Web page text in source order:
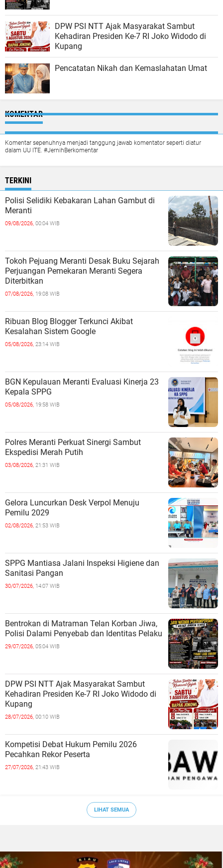
DPW PSI NTT Ajak Masyarakat Sambut
Kehadiran Presiden Ke-7 RI Joko Widodo di
Kupang
Pencatatan Nikah dan Kemaslahatan Umat
KOMENTAR
Komentar sepenuhnya menjadi tanggung jawab komentator seperti diatur
dalam UU ITE. #JernihBerkomentar
TERKINI
Polisi Selidiki Kebakaran Lahan Gambut di
Meranti
09/08/2026, 00:04 WIB
Tokoh Pejuang Meranti Desak Buku Sejarah
Perjuangan Pemekaran Meranti Segera
Diterbitkan
07/08/2026, 19:08 WIB
Ribuan Blog Blogger Terkunci Akibat
Kesalahan Sistem Google
05/08/2026, 23:14 WIB
BGN Kepulauan Meranti Evaluasi Kinerja 23
Kepala SPPG
05/08/2026, 19:58 WIB
Polres Meranti Perkuat Sinergi Sambut
Ekspedisi Merah Putih
03/08/2026, 21:31 WIB
Gelora Luncurkan Desk Verpol Menuju
Pemilu 2029
02/08/2026, 21:53 WIB
SPPG Mantiasa Jalani Inspeksi Higiene dan
Sanitasi Pangan
30/07/2026, 14:07 WIB
Bentrokan di Matraman Telan Korban Jiwa,
Polisi Dalami Penyebab dan Identitas Pelaku
29/07/2026, 05:04 WIB
DPW PSI NTT Ajak Masyarakat Sambut
Kehadiran Presiden Ke-7 RI Joko Widodo di
Kupang
28/07/2026, 00:10 WIB
Kompetisi Debat Hukum Pemilu 2026
Pecahkan Rekor Peserta
27/07/2026, 21:43 WIB
LIHAT SEMUA